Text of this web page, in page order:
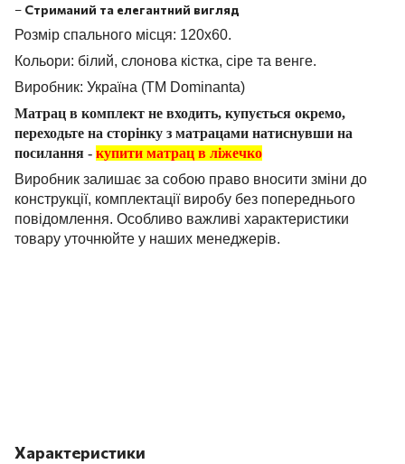
– Стриманий та елегантний вигляд
Розмір спального місця: 120х60.
Кольори: білий, слонова кістка, сіре та венге.
Виробник: Україна (ТМ Dominanta)
Матрац в комплект не входить, купується окремо,
переходьте на сторінку з матрацами натиснувши на
посилання - купити матрац в ліжечко
Виробник залишає за собою право вносити зміни до
конструкції, комплектації виробу без попереднього
повідомлення. Особливо важливі характеристики
товару уточнюйте у наших менеджерів.
Характеристики